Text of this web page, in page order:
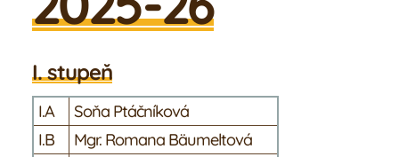
Jídelna
Galerie
Náš tým
I. stupeň
I.A
Soňa Ptáčníková
I.B
Mgr. Romana Bäumeltová